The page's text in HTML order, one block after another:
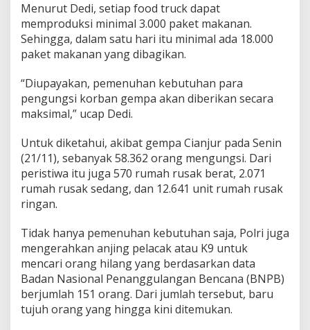
n
Menurut Dedi, setiap food truck dapat
memproduksi minimal 3.000 paket makanan.
Sehingga, dalam satu hari itu minimal ada 18.000
paket makanan yang dibagikan.
“Diupayakan, pemenuhan kebutuhan para
pengungsi korban gempa akan diberikan secara
maksimal,” ucap Dedi.
Untuk diketahui, akibat gempa Cianjur pada Senin
(21/11), sebanyak 58.362 orang mengungsi. Dari
peristiwa itu juga 570 rumah rusak berat, 2.071
rumah rusak sedang, dan 12.641 unit rumah rusak
ringan.
Tidak hanya pemenuhan kebutuhan saja, Polri juga
mengerahkan anjing pelacak atau K9 untuk
mencari orang hilang yang berdasarkan data
Badan Nasional Penanggulangan Bencana (BNPB)
berjumlah 151 orang. Dari jumlah tersebut, baru
tujuh orang yang hingga kini ditemukan.